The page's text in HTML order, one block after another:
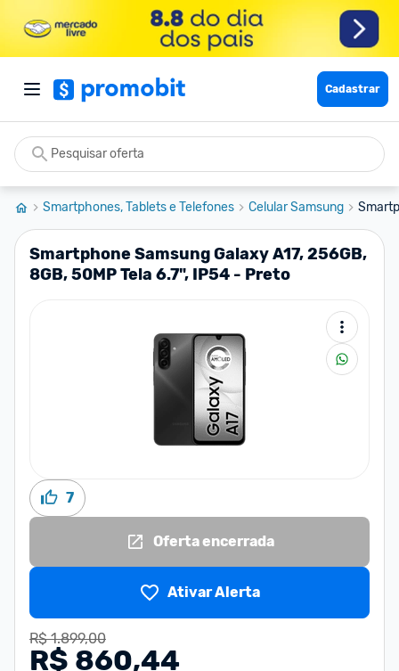
Cadastrar
Smartphones, Tablets e Telefones Celular Samsung
Smartphone Samsung Galaxy A17, 256GB,
8GB, 50MP Tela 6.7", IP54 - Preto
7
Oferta encerrada
Ativar Alerta
R$ 1.899,00
R$ 860,44